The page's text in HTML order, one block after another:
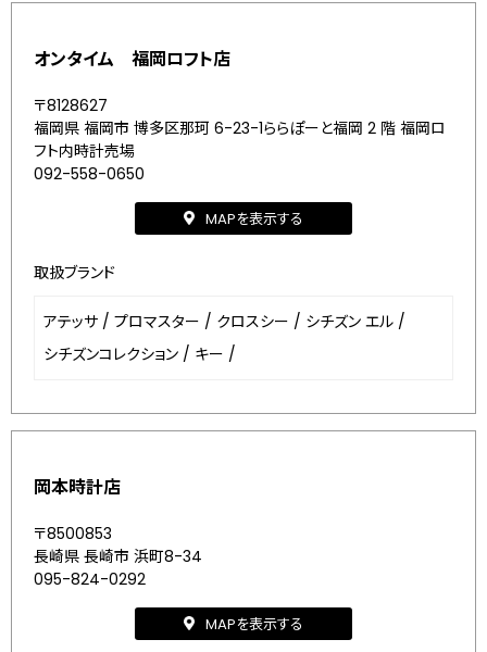
オンタイム 福岡ロフト店
〒8128627
福岡県 福岡市 博多区那珂 6-23-1ららぽーと福岡 2 階 福岡ロ
フト内時計売場
092-558-0650
MAPを表示する
取扱ブランド
アテッサ / プロマスター / クロスシー / シチズン エル /
シチズンコレクション / キー /
岡本時計店
〒8500853
長崎県 長崎市 浜町8-34
095-824-0292
MAPを表示する